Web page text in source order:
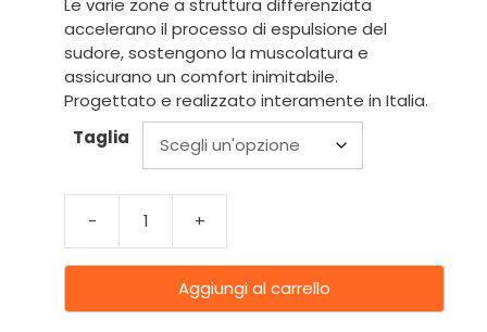
accelerano il processo di espulsione del
sudore, sostengono la muscolatura e
assicurano un comfort inimitabile.
Progettato e realizzato interamente in Italia.
Taglia
- +
Aggiungi al carrello